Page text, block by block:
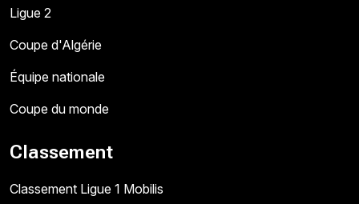
Ligue 2
Coupe d'Algérie
Équipe nationale
Coupe du monde
Classement
Classement Ligue 1 Mobilis